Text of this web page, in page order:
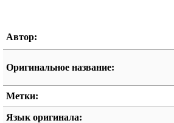
Автор:
Оригинальное название:
Метки:
Язык оригинала: